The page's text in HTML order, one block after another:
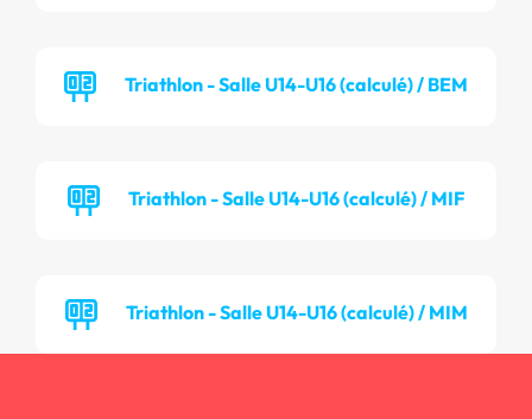
Triathlon - Salle U14-U16 (calculé) / BEM
Triathlon - Salle U14-U16 (calculé) / MIF
Triathlon - Salle U14-U16 (calculé) / MIM